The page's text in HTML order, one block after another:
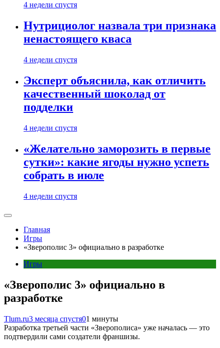
4 недели спустя
Нутрициолог назвала три признака
ненастоящего кваса
4 недели спустя
Эксперт объяснила, как отличить
качественный шоколад от
подделки
4 недели спустя
«Желательно заморозить в первые
сутки»: какие ягоды нужно успеть
собрать в июле
4 недели спустя
Главная
Игры
«Зверополис 3» официально в разработке
Игры
«Зверополис 3» официально в
разработке
Tlum.ru3 месяца спустя01 минуты
Разработка третьей части «Зверополиса» уже началась — это
подтвердили сами создатели франшизы.